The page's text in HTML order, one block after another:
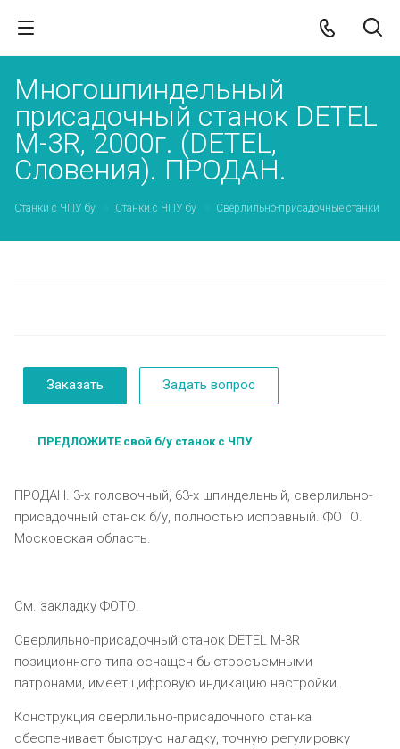
Многошпиндельный
присадочный станок DETEL
M-3R, 2000г. (DETEL,
Словения). ПРОДАН.
Станки с ЧПУ бу Станки с ЧПУ бу Сверлильно-присадочные станки
Заказать Задать вопрос
ПРЕДЛОЖИТЕ свой б/у станок с ЧПУ
ПРОДАН. 3-х головочный, 63-х шпиндельный, сверлильно-
присадочный станок б/у, полностью исправный. ФОТО.
Московская область.
См. закладку ФОТО.
Сверлильно-присадочный станок DETEL M-3R
позиционного типа оснащен быстросъемными
патронами, имеет цифровую индикацию настройки.
Конструкция сверлильно-присадочного станка
обеспечивает быструю наладку, точную регулировку